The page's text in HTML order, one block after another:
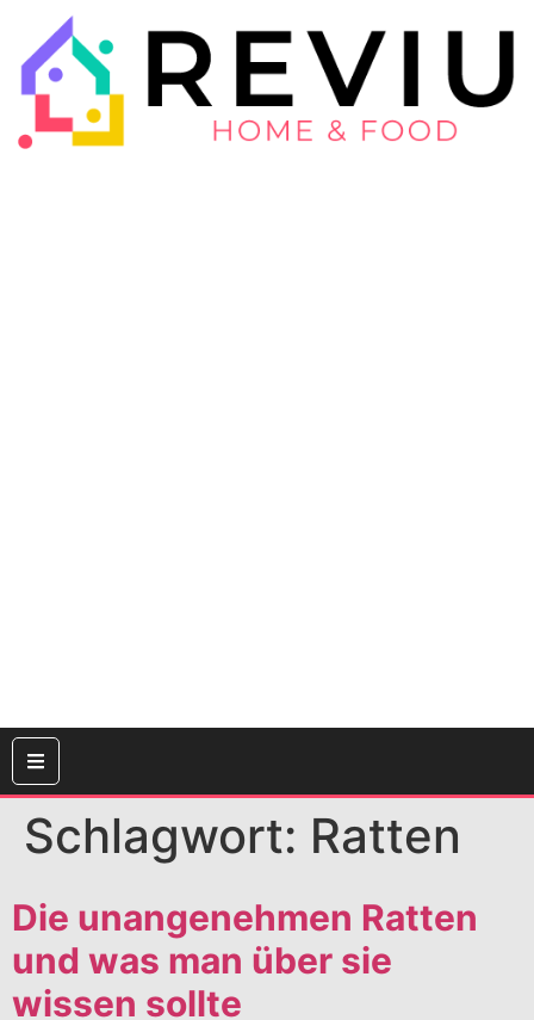
Schlagwort: Ratten
Die unangenehmen Ratten
und was man über sie
wissen sollte